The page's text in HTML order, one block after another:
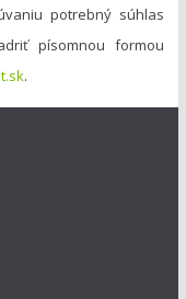
potrebný súhlas
písomnou formou
.